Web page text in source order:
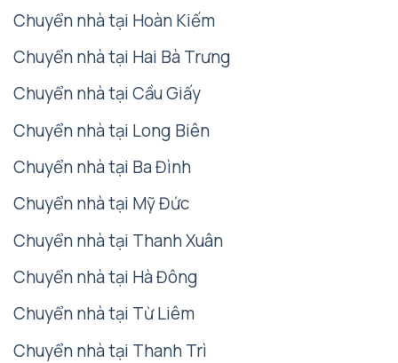
Chuyển nhà tại Hoàn Kiếm
Chuyển nhà tại Hai Bà Trưng
Chuyển nhà tại Cầu Giấy
Chuyển nhà tại Long Biên
Chuyển nhà tại Ba Đình
Chuyển nhà tại Mỹ Đức
Chuyển nhà tại Thanh Xuân
Chuyển nhà tại Hà Đông
Chuyển nhà tại Từ Liêm
Chuyển nhà tại Thanh Trì